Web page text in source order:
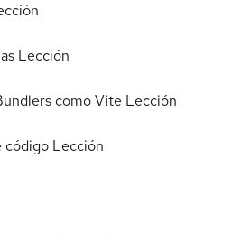
Lección
como Vite Lección
código Lección